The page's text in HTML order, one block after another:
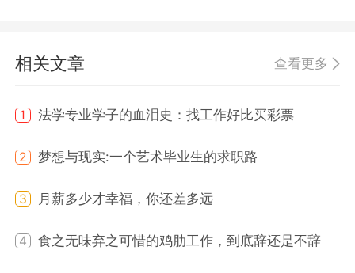
相关文章 查看更多
1 法学专业学子的血泪史：找工作好比买彩票
2 梦想与现实:一个艺术毕业生的求职路
3 月薪多少才幸福，你还差多远
4 食之无味弃之可惜的鸡肋工作，到底辞还是不辞